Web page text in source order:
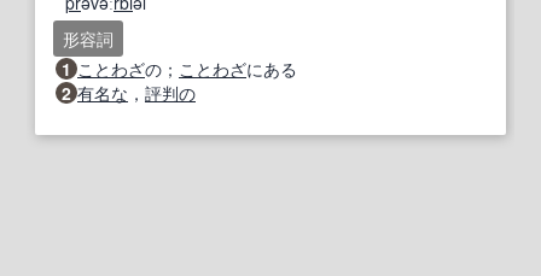
形容詞
1 ことわざの； ことわざにある
2 有名な ， 評判の